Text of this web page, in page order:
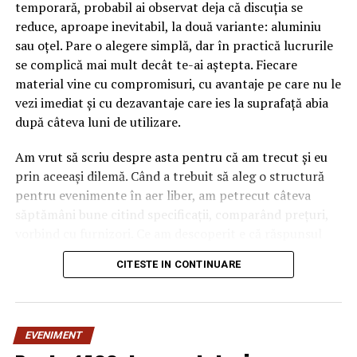
temporară, probabil ai observat deja că discuția se
reduce, aproape inevitabil, la două variante: aluminiu
sau oțel. Pare o alegere simplă, dar în practică lucrurile
se complică mai mult decât te-ai aștepta. Fiecare
material vine cu compromisuri, cu avantaje pe care nu le
vezi imediat și cu dezavantaje care ies la suprafață abia
după câteva luni de utilizare.
Am vrut să scriu despre asta pentru că am trecut și eu
prin aceeași dilemă. Când a trebuit să aleg o structură
pentru evenimente în aer liber, am petrecut câteva
săptămâni bune citind specificații, comparând prețuri,
„corect” depinde mult de context, de cât de des muți
pavilionul și de ce condiții meteo ai de înfruntat.
materialului mai mult decât
CITESTE IN CONTINUARE
EVENIMENT